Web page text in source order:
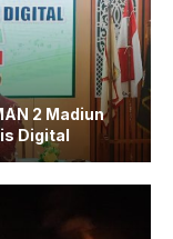
2 Madiun
Digital